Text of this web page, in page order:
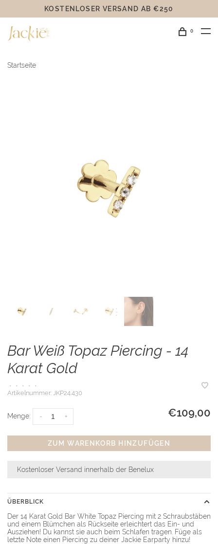
KOSTENLOSER VERSAND AB €250
0
Startseite
Bar Weiß Topaz Piercing - 14
Karat Gold
• • • •
•
Artikelnummer: JKP24.430
Menge: +
- €109,00
ZUM WARENKORB HINZUFÜGEN
Kostenloser Versand innerhalb der Benelux
ÜBERBLICK
Der 14 Karat Gold Bar White Topaz Piercing mit 2 Schraubstäben
und einem Blümchen als Rückseite erleichtert das Ein- und
Ausziehen! Du kannst sie auch beim Schlafen tragen. Füge als
letzte Note einen Piercing zu deiner Jackie Earparty hinzu!